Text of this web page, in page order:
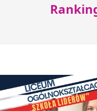
Rankingi
Metodologia